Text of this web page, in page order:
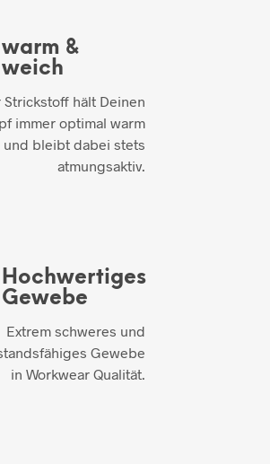
warm &
weich
hält Deinen
immer optimal warm
und bleibt dabei stets
atmungsaktiv.
Hochwertiges
Gewebe
Extrem schweres und
Gewebe
in Workwear Qualität.